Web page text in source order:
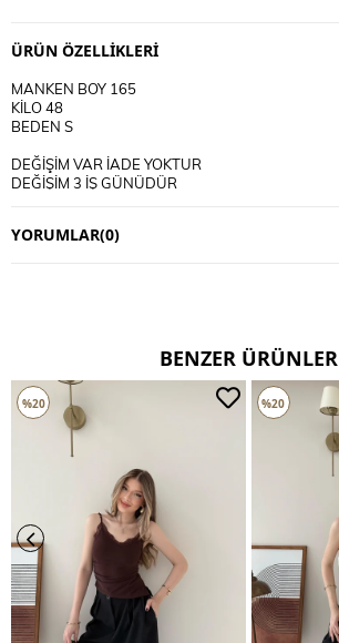
ÜRÜN ÖZELLIKLERI
MANKEN BOY 165
KİLO 48
BEDEN S
DEĞİŞİM VAR İADE YOKTUR
DEĞİŞİM 3 İŞ GÜNÜDÜR
KULLANIM TALİMATI
YORUMLAR(0)
BENZER ÜRÜNLER
%20 %20